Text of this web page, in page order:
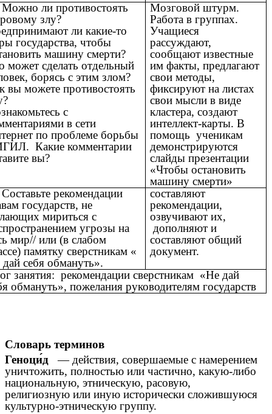
ли противостоять
злу?
ли какие-то
государства, чтобы
машину смерти?
может сделать отдельный
борясь с этим злом?
вы можете противостоять
с
в сети
по проблеме борьбы
Какие комментарии
вы?
Мозговой штурм.
Работа в группах.
Учащиеся
рассуждают,
сообщают известные
им факты, предлагают
свои методы,
фиксируют на листах
свои мысли в виде
кластера, создают
интеллект-карты. В
помощь ученикам
демонстрируются
слайды презентации
«Чтобы остановить
машину смерти»
рекомендации
государств, не
мириться с
угрозы на
мир// или (в слабом
памятку сверстникам «
себя обмануть».
составляют
рекомендации,
озвучивают их,
дополняют и
составляют общий
документ.
занятия: рекомендации сверстникам «Не дай
обмануть», пожелания руководителям государств
Словарь терминов
Геноци́д — действия, совершаемые с намерением
уничтожить, полностью или частично, какую-либо
национальную, этническую, расовую,
религиозную или иную исторически сложившуюся
культурно-этническую группу.